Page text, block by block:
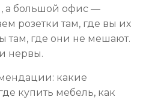
а большой офис —
розетки там, где вы их
там, где они не мешают.
нервы.
какие
купить мебель, как